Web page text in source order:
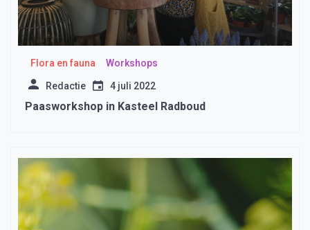
Flora en fauna Workshops
Redactie 4 juli 2022
Paasworkshop in Kasteel Radboud